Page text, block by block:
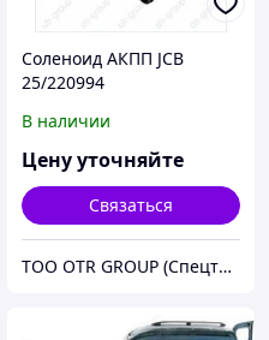
Соленоид АКПП JCB
25/220994
В наличии
Цену уточняйте
Связаться
ТОО OTR GROUP (Спецтехника, зпачасти и шины)